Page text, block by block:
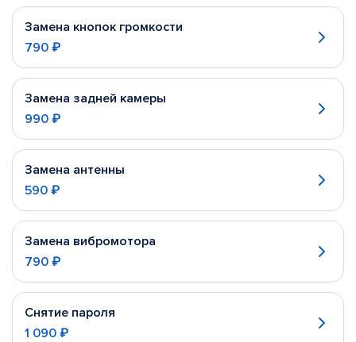
Замена кнопок громкости
790 ₽
Замена задней камеры
990 ₽
Замена антенны
590 ₽
Замена вибромотора
790 ₽
Снятие пароля
1 090 ₽